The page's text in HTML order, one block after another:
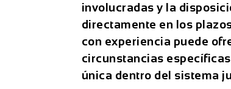
involucradas y la
directamente en los
con experiencia puede
circunstancias
única dentro del sistema